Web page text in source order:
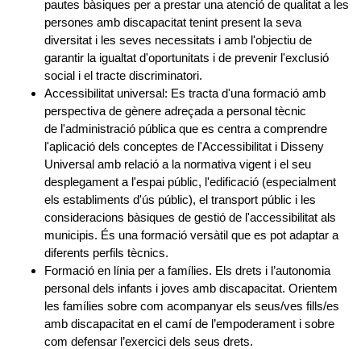
pautes bàsiques per a prestar una atenció de qualitat a les
persones amb discapacitat tenint present la seva
diversitat i les seves necessitats i amb l'objectiu de
garantir la igualtat d'oportunitats i de prevenir l'exclusió
social i el tracte discriminatori.
Accessibilitat universal: Es tracta d'una formació amb
perspectiva de gènere adreçada a personal tècnic
de l'administració pública que es centra a comprendre
l'aplicació dels conceptes de l'Accessibilitat i Disseny
Universal amb relació a la normativa vigent i el seu
desplegament a l'espai públic, l'edificació (especialment
els establiments d'ús públic), el transport públic i les
consideracions bàsiques de gestió de l'accessibilitat als
municipis. És una formació versàtil que es pot adaptar a
diferents perfils tècnics.
Formació en línia per a famílies. Els drets i l’autonomia
personal dels infants i joves amb discapacitat. Orientem
les famílies sobre com acompanyar els seus/ves fills/es
amb discapacitat en el camí de l’empoderament i sobre
com defensar l’exercici dels seus drets.